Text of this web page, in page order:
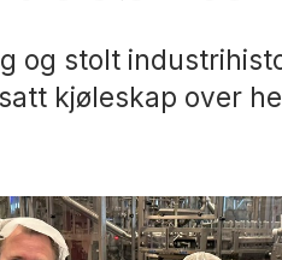
og stolt
kjøleskap over